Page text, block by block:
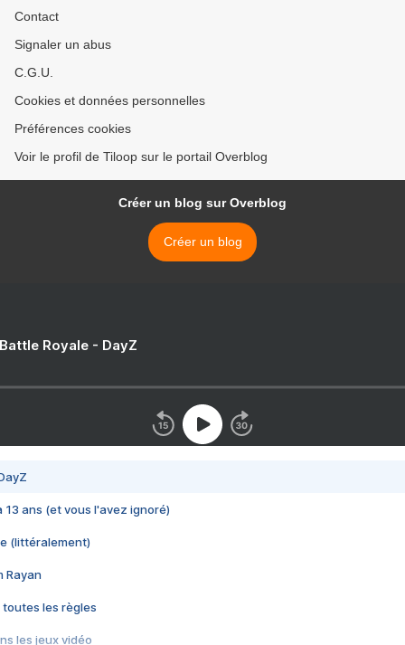
Contact
Signaler un abus
C.G.U.
Cookies et données personnelles
Préférences cookies
Voir le profil de Tiloop sur le portail Overblog
Créer un blog sur Overblog
Créer un blog
Royale - DayZ
13 ans (et vous l'avez ignoré)
(littéralement)
Rayan
toutes les règles
les jeux vidéo